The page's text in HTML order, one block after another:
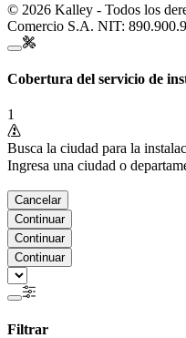
© 2026 Kalley - Todos los
Comercio S.A. NIT:
Cobertura del servicio de
1
Busca la ciudad para la
Ingresa una ciudad o
Cancelar
Continuar
Continuar
Continuar
Filtrar